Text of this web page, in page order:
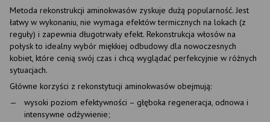
Metoda rekonstrukcji aminokwasów zyskuje dużą popularność. Jest
łatwy w wykonaniu, nie wymaga efektów termicznych na lokach (z
reguły) i zapewnia długotrwały efekt. Rekonstrukcja włosów na
połysk to idealny wybór miękkiej odbudowy dla nowoczesnych
kobiet, które cenią swój czas i chcą wyglądać perfekcyjnie w różnych
sytuacjach.
Główne korzyści z rekonstytucji aminokwasów obejmują:
wysoki poziom efektywności – głęboka regeneracja, odnowa i
intensywne odżywienie;